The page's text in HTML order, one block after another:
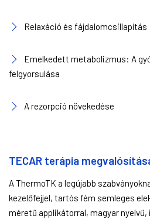
Relaxáció és fájdalomcsillapítás
Emelkedett metabolizmus: A
felgyorsulása
A rezorpció növekedése
TECAR terápia
A ThermoTK a legújabb
kezelőfejjel, tartós fém semleges
méretű applikátorral, magyar